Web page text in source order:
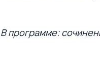
В программе: